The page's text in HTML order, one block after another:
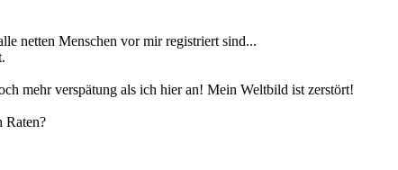
netten Menschen vor mir registriert sind...
mehr verspätung als ich hier an! Mein Weltbild ist zerstört!
Raten?